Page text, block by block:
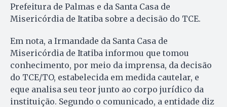
Prefeitura de Palmas e da Santa Casa de
Misericórdia de Itatiba sobre a decisão do TCE.
Em nota, a Irmandade da Santa Casa de
Misericórdia de Itatiba informou que tomou
conhecimento, por meio da imprensa, da decisão
do TCE/TO, estabelecida em medida cautelar, e
eque analisa seu teor junto ao corpo jurídico da
instituição. Segundo o comunicado, a entidade diz